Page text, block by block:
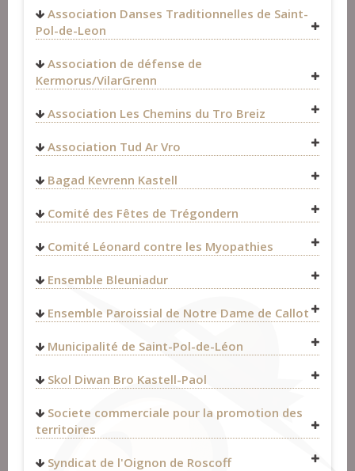
Association Danses Traditionnelles de Saint-
Pol-de-Leon
Fest-Noz et Fest-Deiz> Organisateurs
Association de défense de
Kermorus/VilarGrenn
Fest-Noz et Fest-Deiz> Organisateurs
Association Les Chemins du Tro Breiz
Fest-Noz et Fest-Deiz> Organisateurs
Association Tud Ar Vro
Fest-Noz et Fest-Deiz >
Bagad Kevrenn Kastell
SONERION
56270Ploemeur
02.97.86.05.54
https://www.facebook.com/sonerion/
Fest-Noz et Fest-Deiz>Organisateurs
Comité des Fêtes de Trégondern
Fest-Noz et Fest-Deiz> Organisateurs
Comité Léonard contre les Myopathies
Ensemble Bleuniadur
06 70 06 48 40 (Nicolas Prigent)
bleuniadur@gmail.com
http://www.bleuniadur.com/
https://www.facebook.com/bleuniadur
Ensemble Paroissial de Notre Dame de Callot
1 rue des vieilles ursulines
FRANCE
Fest-Noz et Fest-Deiz>Organisateurs
Municipalité de Saint-Pol-de-Léon
Skol Diwan Bro Kastell-Paol
Fest-Noz et Fest-Deiz
Societe commerciale pour la promotion des
territoires
Syndicat de l'Oignon de Roscoff